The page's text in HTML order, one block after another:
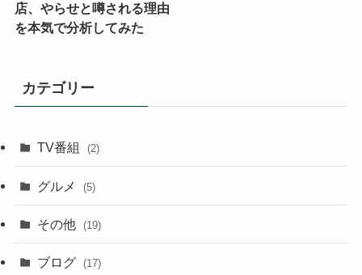
店、やらせと噂される理由
を本気で分析してみた
カテゴリー
TV番組 (2)
グルメ (5)
その他 (19)
ブログ (17)